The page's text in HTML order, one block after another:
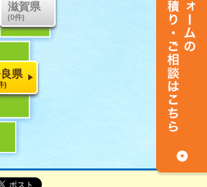
滋賀県
(0件)
県
)